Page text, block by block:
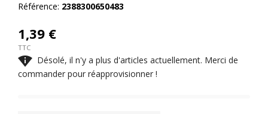
Référence: 2388300650483
1,39 €
TTC
 Désolé, il n'y a plus d'articles actuellement. Merci de
commander pour réapprovisionner !